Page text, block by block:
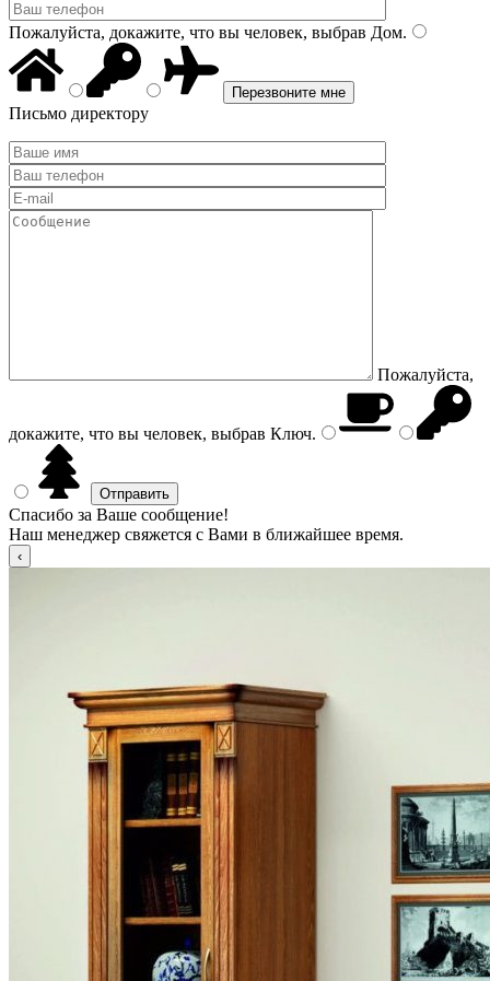
Пожалуйста, докажите, что вы человек, выбрав Дом.
Письмо директору
Пожалуйста,
докажите, что вы человек, выбрав Ключ.
Спасибо за Ваше сообщение!
Наш менеджер свяжется с Вами в ближайшее время.